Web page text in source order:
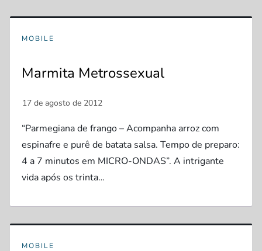
MOBILE
Marmita Metrossexual
“Parmegiana de frango – Acompanha arroz com
espinafre e purê de batata salsa. Tempo de preparo:
4 a 7 minutos em MICRO-ONDAS”. A intrigante
vida após os trinta…
MOBILE